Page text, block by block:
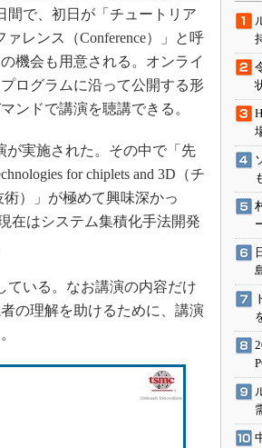
間で、初日が「チュートリア
レンス（Conference）」と呼
機会も用意される。オンライ
ログラムに沿って公開する形
ンドで講演を聴講できる。
が実施された。その中で「先
for chiplets and 3D（チ
）」が極めて興味深かっ
在はシステム集積化手法開発
ている。なお講演の内容だけ
の理解を助けるために、講演